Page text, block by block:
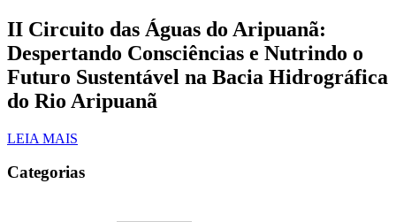
II Circuito das Águas do Aripuanã:
Despertando Consciências e Nutrindo o
Futuro Sustentável na Bacia Hidrográfica
do Rio Aripuanã
LEIA MAIS
Categorias